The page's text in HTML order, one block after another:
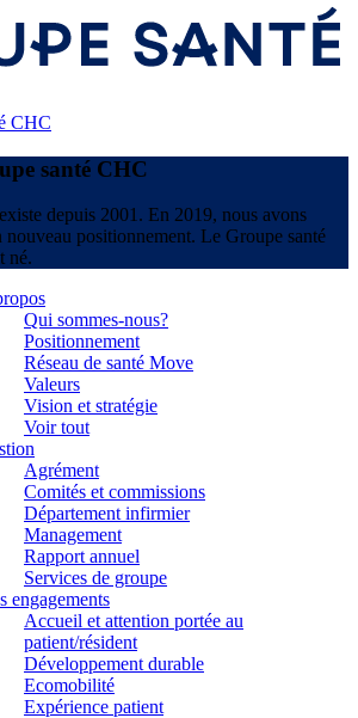
CHC
santé CHC
depuis 2001. En 2019, nous avons
nouveau positionnement. Le Groupe santé
né.
Qui sommes-nous?
Positionnement
Réseau de santé Move
Valeurs
Vision et stratégie
Voir tout
Agrément
Comités et commissions
Département infirmier
Management
Rapport annuel
Services de groupe
engagements
Accueil et attention portée au
patient/résident
Développement durable
Ecomobilité
Expérience patient